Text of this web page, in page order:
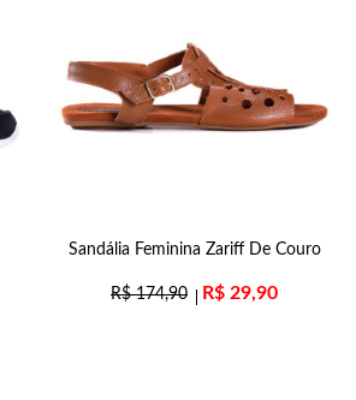
Sandália Feminina Zariff De Couro
R$174,90 R$ 29,90